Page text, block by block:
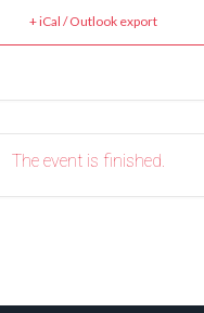
+ iCal / Outlook export
The event is finished.